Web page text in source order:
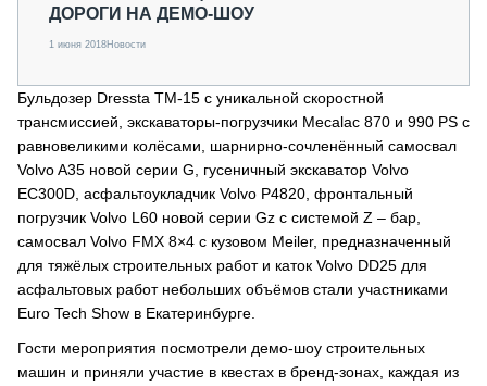
ДОРОГИ НА ДЕМО-ШОУ
1 июня 2018Новости
Бульдозер Dressta TM-15 с уникальной скоростной
трансмиссией, экскаваторы-погрузчики Mecalac 870 и 990 PS с
равновеликими колёсами, шарнирно-сочленённый самосвал
Volvo A35 новой серии G, гусеничный экскаватор Volvo
EC300D, асфальтоукладчик Volvo P4820, фронтальный
погрузчик Volvo L60 новой серии Gz с системой Z – бар,
самосвал Volvo FMX 8×4 с кузовом Meiler, предназначенный
для тяжёлых строительных работ и каток Volvo DD25 для
асфальтовых работ небольших объёмов стали участниками
Euro Tech Show в Екатеринбурге.
Гости мероприятия посмотрели демо-шоу строительных
машин и приняли участие в квестах в бренд-зонах, каждая из